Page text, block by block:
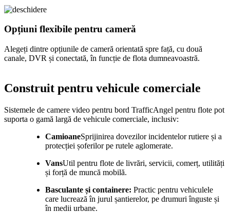
Opțiuni flexibile pentru cameră
Alegeți dintre opțiunile de cameră orientată spre față, cu două
canale, DVR și conectată, în funcție de flota dumneavoastră.
Construit pentru vehicule comerciale
Sistemele de camere video pentru bord TrafficAngel pentru flote pot
suporta o gamă largă de vehicule comerciale, inclusiv:
CamioaneSprijinirea dovezilor incidentelor rutiere și a
protecției șoferilor pe rutele aglomerate.
VansUtil pentru flote de livrări, servicii, comerț, utilități
și forță de muncă mobilă.
Basculante și containere: Practic pentru vehiculele
care lucrează în jurul șantierelor, pe drumuri înguste și
în medii urbane.